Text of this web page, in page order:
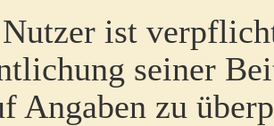
ist
seiner
Angaben zu